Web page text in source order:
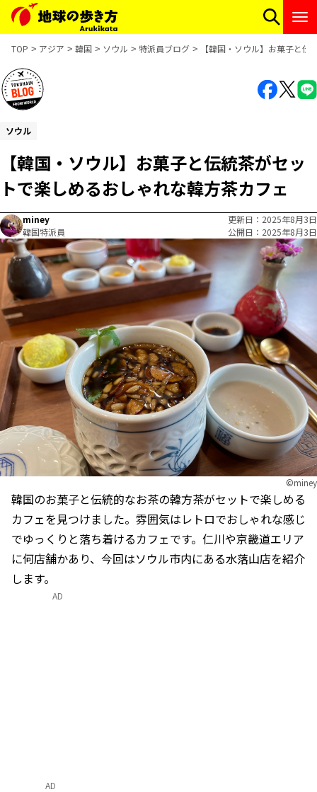
TOP アジア 韓国 ソウル 特派員ブログ 【韓国・ソウル】お菓子と
ソウル
【韓国・ソウル】お菓子と伝統茶がセッ
トで楽しめるおしゃれな韓方茶カフェ
miney
韓国特派員
更新日
2025年8月3日
公開日
2025年8月3日
©miney
韓国のお菓子と伝統的なお茶の韓方茶がセットで楽しめる
カフェを見つけました。雰囲気はレトロでおしゃれな感じ
でゆっくりと落ち着けるカフェです。仁川や京畿道エリア
に何店舗かあり、今回はソウル市内にある水落山店を紹介
します。
AD
AD